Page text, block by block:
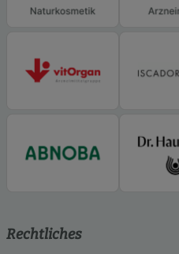
Rechtliches